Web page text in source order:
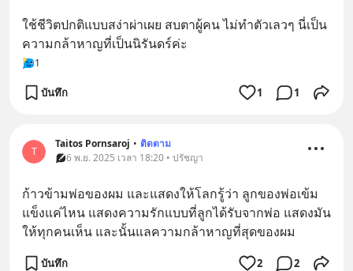
ใช้ชีวิตปกติแบบสง่าผ่าเผย สบตาผู้คน ไม่ทำตัวเลวๆ นี่เป็น
ความกล้าหาญที่เป็นนิรันดร์ค่ะ
1
บันทึก 1 1
T
Taitos Pornsaroj • ติดตาม
6 พ.ย. 2025 เวลา 18:20 • ปรัชญา
ก้าวข้ามพ่อของผม และแสดงให้โลกรู้ว่า ลูกของพ่อเข้ม
แข็งแค่ไหน แสดงความรักแบบที่ลูกได้รับจากพ่อ แสดงมัน
ให้ทุกคนเห็น และนั้นแลความกล้าหาญที่สุดของผม
บันทึก 2 2